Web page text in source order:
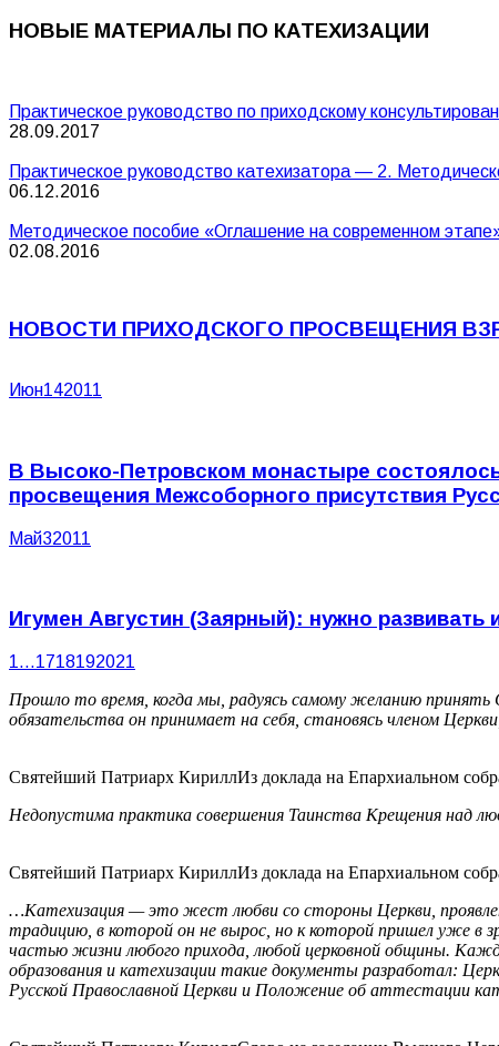
НОВЫЕ МАТЕРИАЛЫ ПО КАТЕХИЗАЦИИ
Практическое руководство по приходскому
28.09.2017
Практическое руководство катехизатора — 2.
06.12.2016
Методическое пособие «Оглашение на современном
02.08.2016
НОВОСТИ ПРИХОДСКОГО ПРОСВЕЩЕНИЯ
Июн142011
В Высоко-Петровском монастыре
просвещения Межсоборного присутствия
Май32011
Игумен Августин (Заярный): нужно
1…1718192021
Прошло то время, когда мы, радуясь самому желанию принять
обязательства он принимает на себя, становясь членом
Святейший Патриарх КириллИз доклада на Епархиальном
Недопустима практика совершения Таинства Крещения над
Святейший Патриарх КириллИз доклада на Епархиальном
…Катехизация — это жест любви со стороны Церкви,
традицию, в которой он не вырос, но к которой пришел уже в
частью жизни любого прихода, любой церковной общины.
образования и катехизации такие документы разработал:
Русской Православной Церкви и Положение об аттестации